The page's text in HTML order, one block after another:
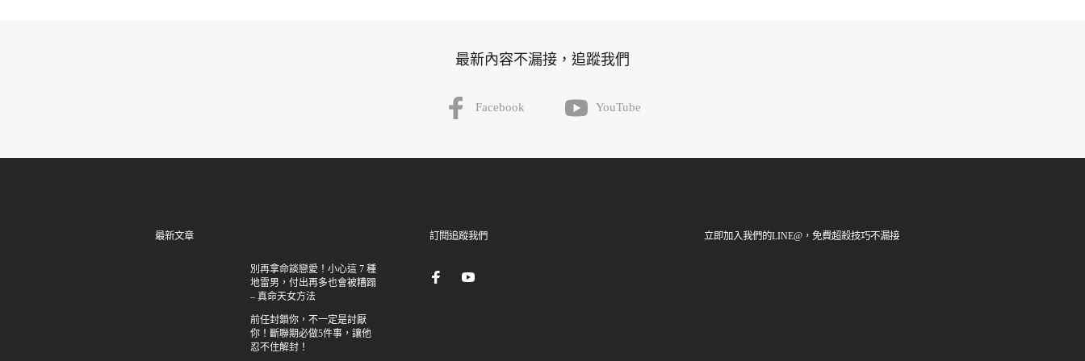
最新內容不漏接，追蹤我們
Facebook YouTube
最新文章
別再拿命談戀愛！小心這 7 種
地雷男，付出再多也會被糟蹋
– 真命天女方法
前任封鎖你，不一定是討厭
你！斷聯期必做5件事，讓他
忍不住解封！
訂閱追蹤我們 立即加入我們的LINE@，免費超殺技巧不漏接